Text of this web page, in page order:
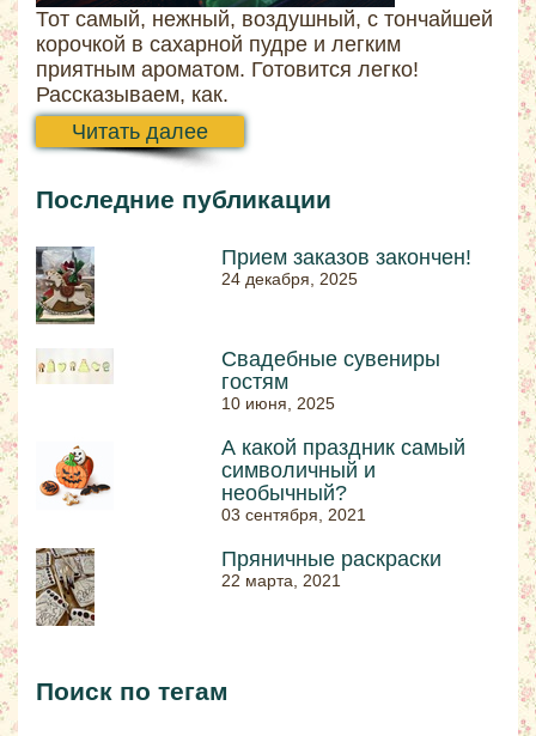
Тот самый, нежный, воздушный, с тончайшей
корочкой в сахарной пудре и легким
приятным ароматом. Готовится легко!
Рассказываем, как.
Читать далее
Последние публикации
Прием заказов закончен!
24 декабря, 2025
Свадебные сувениры
гостям
10 июня, 2025
А какой праздник самый
символичный и
необычный?
03 сентября, 2021
Пряничные раскраски
22 марта, 2021
Поиск по тегам